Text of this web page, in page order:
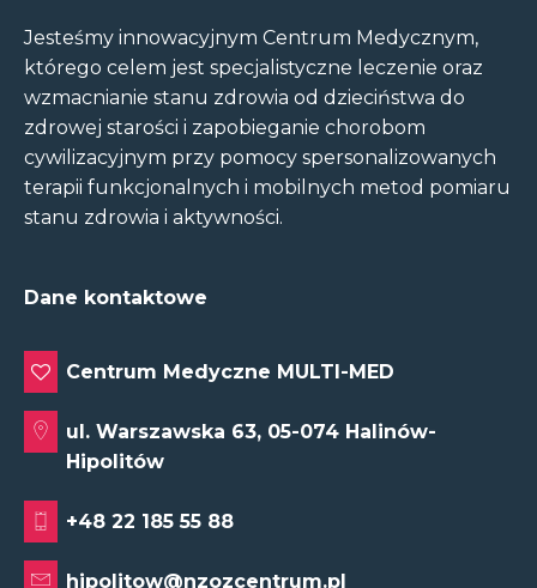
Jesteśmy innowacyjnym Centrum Medycznym,
którego celem jest specjalistyczne leczenie oraz
wzmacnianie stanu zdrowia od dzieciństwa do
zdrowej starości i zapobieganie chorobom
cywilizacyjnym przy pomocy spersonalizowanych
terapii funkcjonalnych i mobilnych metod pomiaru
stanu zdrowia i aktywności.
Dane kontaktowe
Centrum Medyczne MULTI-MED
ul. Warszawska 63, 05-074 Halinów-
Hipolitów
+48 22 185 55 88
hipolitow@nzozcentrum.pl